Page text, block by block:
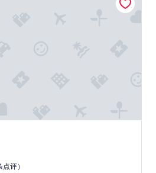
点评）